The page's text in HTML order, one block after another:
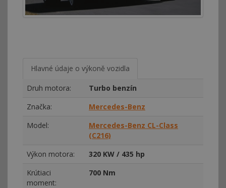
Hlavné údaje o výkoně vozidla
Druh motora:
Turbo benzín
Značka:
Mercedes-Benz
Model:
Mercedes-Benz CL-Class
(C216)
Výkon motora:
320 KW / 435 hp
Krútiaci
moment:
700 Nm